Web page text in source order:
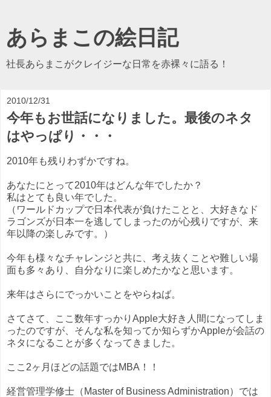
あらまこの絵日記
社長あらまこがクレイジーな日常を赤裸々に語る！
2010/12/31
今年もお世話になりました。最後のネタ
はやっぱり・・・
2010年も残りわずかですね。
あなたにとって2010年はどんな年でしたか？
私はとても良い年でした。
（ワールドカップで日本代表が負けたことと、大好きなド
ラゴンズが日本一を逃してしまったのが心残りですが、来
年以降の楽しみです。）
今年も様々なチャレンジと共に、考え抜くことや難しい場
面も多々あり、自分なりに楽しめたかなと思います。
来年はさらにでっかいことをやらねば。
さてさて、ここ数年すっかりApple大好き人間になってしま
ったのですが、そんな私を知ってか知らずかAppleが会話の
ネタになることが多くなってきました。
ここ2ヶ月ほどの話題ではMBA！！
経営管理学修士（Master of Business Administration）では